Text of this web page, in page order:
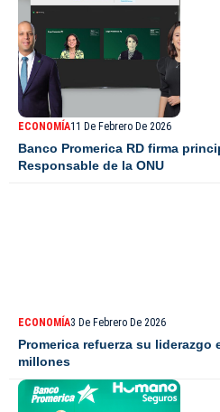
ECONOMÍA11 De Febrero De 2026
Banco Promerica RD firma
Responsable de la ONU
ECONOMÍA3 De Febrero De 2026
Promerica refuerza su liderazgo
millones